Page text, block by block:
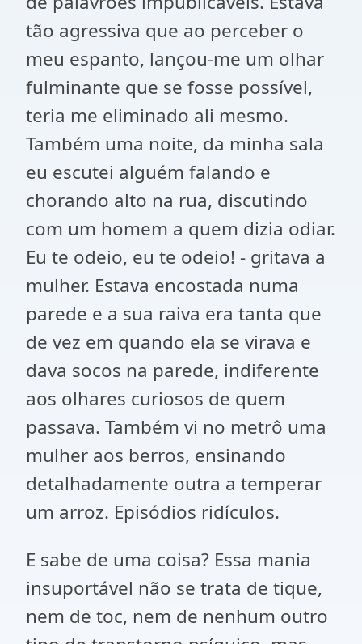
tão agressiva que ao perceber o
meu espanto, lançou-me um olhar
fulminante que se fosse possível,
teria me eliminado ali mesmo.
Também uma noite, da minha sala
eu escutei alguém falando e
chorando alto na rua, discutindo
com um homem a quem dizia odiar.
Eu te odeio, eu te odeio! - gritava a
mulher. Estava encostada numa
parede e a sua raiva era tanta que
de vez em quando ela se virava e
dava socos na parede, indiferente
aos olhares curiosos de quem
passava. Também vi no metrô uma
mulher aos berros, ensinando
detalhadamente outra a temperar
um arroz. Episódios ridículos.
E sabe de uma coisa? Essa mania
insuportável não se trata de tique,
nem de toc, nem de nenhum outro